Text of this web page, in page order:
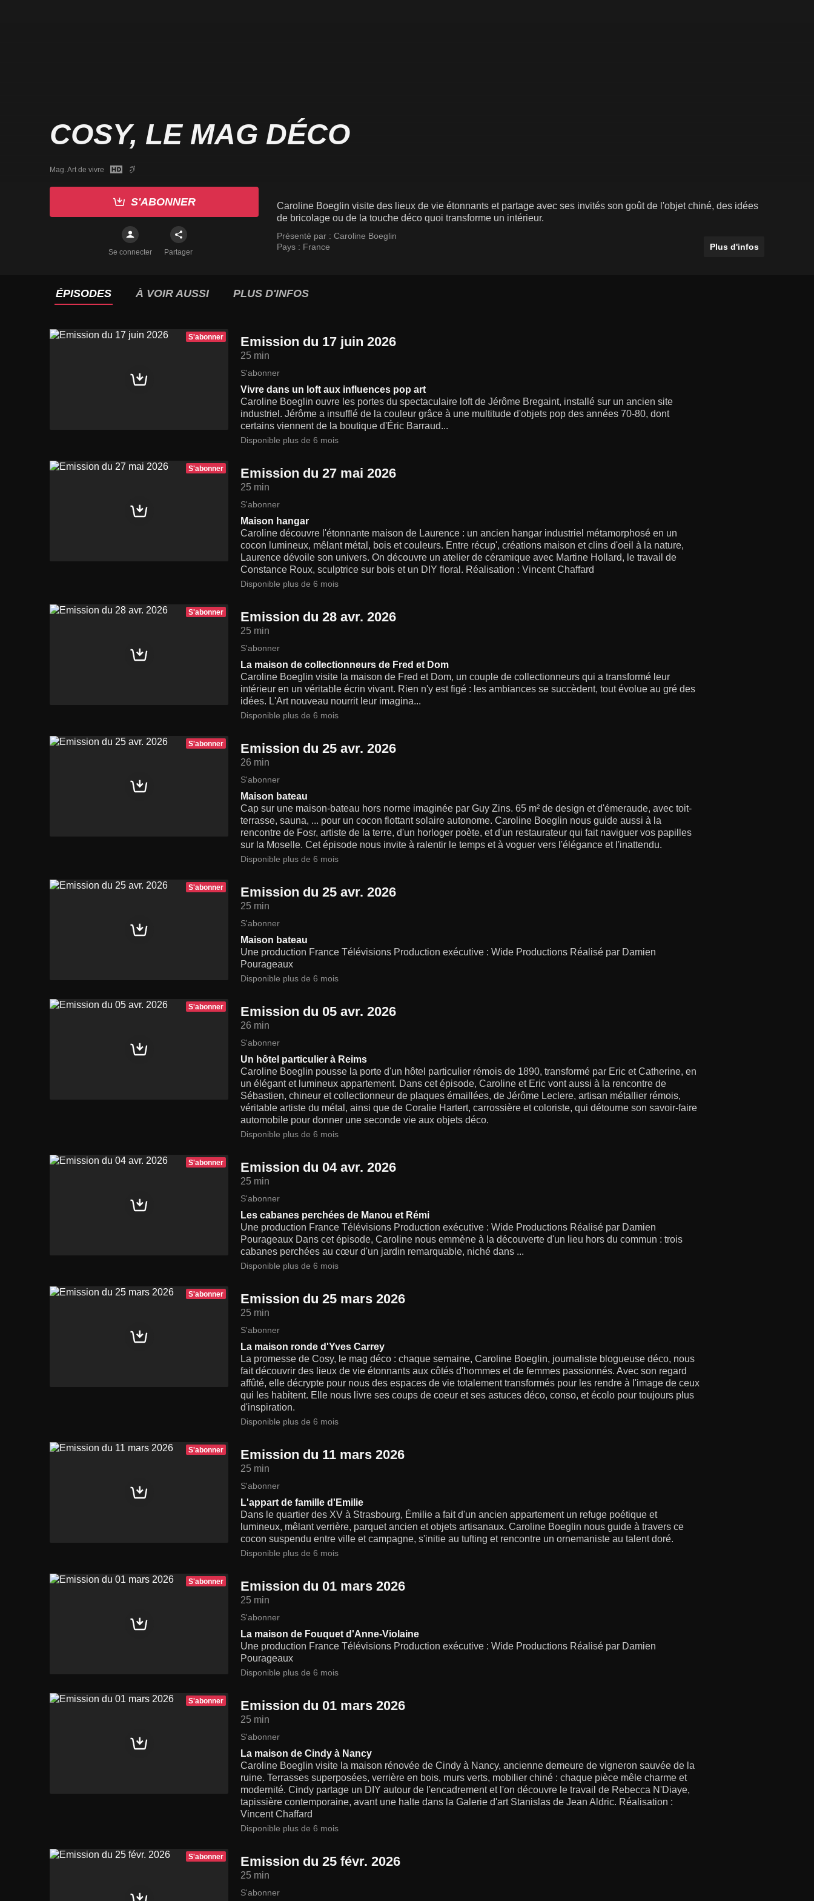
COSY, LE MAG DÉCO
Mag. Art de vivre
S'ABONNER
Se connecter Partager
Caroline Boeglin visite des lieux de vie étonnants et partage avec ses invités son goût de l'objet chiné, des idées
de bricolage ou de la touche déco quoi transforme un intérieur.
Présenté par : Caroline Boeglin
Pays : France Plus d'infos
ÉPISODES À VOIR AUSSI PLUS D'INFOS
S'abonner Emission du 17 juin 2026
25 min
S'abonner
Vivre dans un loft aux influences pop art
Caroline Boeglin ouvre les portes du spectaculaire loft de Jérôme Bregaint, installé sur un ancien site
industriel. Jérôme a insufflé de la couleur grâce à une multitude d'objets pop des années 70-80, dont
certains viennent de la boutique d'Éric Barraud...
Disponible plus de 6 mois
S'abonner Emission du 27 mai 2026
25 min
S'abonner
Maison hangar
Caroline découvre l'étonnante maison de Laurence : un ancien hangar industriel métamorphosé en un
cocon lumineux, mêlant métal, bois et couleurs. Entre récup', créations maison et clins d'oeil à la nature,
Laurence dévoile son univers. On découvre un atelier de céramique avec Martine Hollard, le travail de
Constance Roux, sculptrice sur bois et un DIY floral. Réalisation : Vincent Chaffard
Disponible plus de 6 mois
S'abonner Emission du 28 avr. 2026
25 min
S'abonner
La maison de collectionneurs de Fred et Dom
Caroline Boeglin visite la maison de Fred et Dom, un couple de collectionneurs qui a transformé leur
intérieur en un véritable écrin vivant. Rien n'y est figé : les ambiances se succèdent, tout évolue au gré des
idées. L'Art nouveau nourrit leur imagina...
Disponible plus de 6 mois
S'abonner Emission du 25 avr. 2026
26 min
S'abonner
Maison bateau
Cap sur une maison-bateau hors norme imaginée par Guy Zins. 65 m² de design et d'émeraude, avec toit-
terrasse, sauna, ... pour un cocon flottant solaire autonome. Caroline Boeglin nous guide aussi à la
rencontre de Fosr, artiste de la terre, d'un horloger poète, et d'un restaurateur qui fait naviguer vos papilles
sur la Moselle. Cet épisode nous invite à ralentir le temps et à voguer vers l'élégance et l'inattendu.
Disponible plus de 6 mois
S'abonner Emission du 25 avr. 2026
25 min
S'abonner
Maison bateau
Une production France Télévisions Production exécutive : Wide Productions Réalisé par Damien
Pourageaux
Disponible plus de 6 mois
S'abonner Emission du 05 avr. 2026
26 min
S'abonner
Un hôtel particulier à Reims
Caroline Boeglin pousse la porte d'un hôtel particulier rémois de 1890, transformé par Eric et Catherine, en
un élégant et lumineux appartement. Dans cet épisode, Caroline et Eric vont aussi à la rencontre de
Sébastien, chineur et collectionneur de plaques émaillées, de Jérôme Leclere, artisan métallier rémois,
véritable artiste du métal, ainsi que de Coralie Hartert, carrossière et coloriste, qui détourne son savoir-faire
automobile pour donner une seconde vie aux objets déco.
Disponible plus de 6 mois
S'abonner Emission du 04 avr. 2026
25 min
S'abonner
Les cabanes perchées de Manou et Rémi
Une production France Télévisions Production exécutive : Wide Productions Réalisé par Damien
Pourageaux Dans cet épisode, Caroline nous emmène à la découverte d'un lieu hors du commun : trois
cabanes perchées au cœur d'un jardin remarquable, niché dans ...
Disponible plus de 6 mois
S'abonner Emission du 25 mars 2026
25 min
S'abonner
La maison ronde d'Yves Carrey
La promesse de Cosy, le mag déco : chaque semaine, Caroline Boeglin, journaliste blogueuse déco, nous
fait découvrir des lieux de vie étonnants aux côtés d'hommes et de femmes passionnés. Avec son regard
affûté, elle décrypte pour nous des espaces de vie totalement transformés pour les rendre à l'image de ceux
qui les habitent. Elle nous livre ses coups de coeur et ses astuces déco, conso, et écolo pour toujours plus
d'inspiration.
Disponible plus de 6 mois
S'abonner Emission du 11 mars 2026
25 min
S'abonner
L'appart de famille d'Emilie
Dans le quartier des XV à Strasbourg, Émilie a fait d'un ancien appartement un refuge poétique et
lumineux, mêlant verrière, parquet ancien et objets artisanaux. Caroline Boeglin nous guide à travers ce
cocon suspendu entre ville et campagne, s'initie au tufting et rencontre un ornemaniste au talent doré.
Disponible plus de 6 mois
S'abonner Emission du 01 mars 2026
25 min
S'abonner
La maison de Fouquet d'Anne-Violaine
Une production France Télévisions Production exécutive : Wide Productions Réalisé par Damien
Pourageaux
Disponible plus de 6 mois
S'abonner Emission du 01 mars 2026
25 min
S'abonner
La maison de Cindy à Nancy
Caroline Boeglin visite la maison rénovée de Cindy à Nancy, ancienne demeure de vigneron sauvée de la
ruine. Terrasses superposées, verrière en bois, murs verts, mobilier chiné : chaque pièce mêle charme et
modernité. Cindy partage un DIY autour de l'encadrement et l'on découvre le travail de Rebecca N'Diaye,
tapissière contemporaine, avant une halte dans la Galerie d'art Stanislas de Jean Aldric. Réalisation :
Vincent Chaffard
Disponible plus de 6 mois
S'abonner Emission du 25 févr. 2026
25 min
S'abonner